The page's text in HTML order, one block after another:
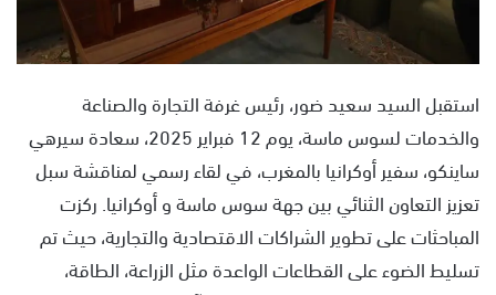
ر
ن
ي
ا
استقبل السيد سعيد ضور، رئيس غرفة التجارة والصناعة
والخدمات لسوس ماسة، يوم 12 فبراير 2025، سعادة سيرهي
ساينكو، سفير أوكرانيا بالمغرب، في لقاء رسمي لمناقشة سبل
تعزيز التعاون الثنائي بين جهة سوس ماسة و أوكرانيا. ركزت
المباحثات على تطوير الشراكات الاقتصادية والتجارية، حيث تم
تسليط الضوء على القطاعات الواعدة مثل الزراعة، الطاقة،